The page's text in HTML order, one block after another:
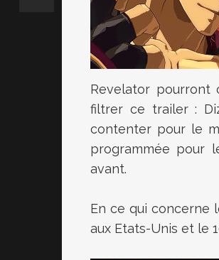
Revelator pourront
filtrer ce trailer :
contenter pour le
programmée pour
avant.
En ce qui concerne
aux Etats-Unis et le